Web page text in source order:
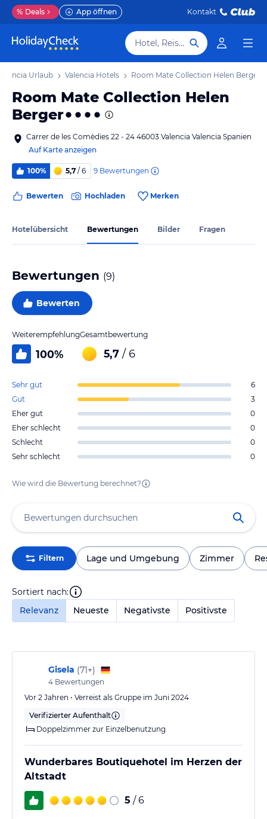
% Deals App öffnen Kontakt
Hotel, Reiseziel
Urlaub Valencia Hotels Room Mate Collection Helen Berger
Room Mate Collection Helen
Berger
Carrer de les Comèdies 22 - 24 46003 Valencia Valencia Spanien
Auf Karte anzeigen
100% 5,7 / 6 9 Bewertungen
Bewerten Hochladen Merken
Hotelübersicht Bewertungen Bilder Fragen
Bewertungen (9)
Bewerten
Weiterempfehlung
100%
Gesamtbewertung
5,7 / 6
Sehr gut
6
Gut
3
Eher gut
0
Eher schlecht
0
Schlecht
0
Sehr schlecht
0
Wie wird die Bewertung berechnet?
Filtern Lage und Umgebung Zimmer
Sortiert nach:
Relevanz
Neueste Negativste Positivste
Gisela (71+)
4 Bewertungen
Vor 2 Jahren • Verreist als Gruppe im Juni 2024
Verifizierter Aufenthalt
Doppelzimmer zur Einzelbenutzung
Wunderbares Boutiquehotel im Herzen der
Altstadt
5 / 6